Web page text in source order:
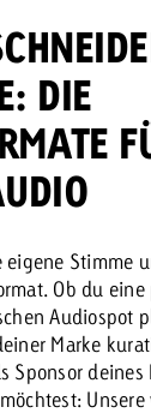
DIE
eigene Stimme
Ob du
Audiospot
Marke
Sponsor